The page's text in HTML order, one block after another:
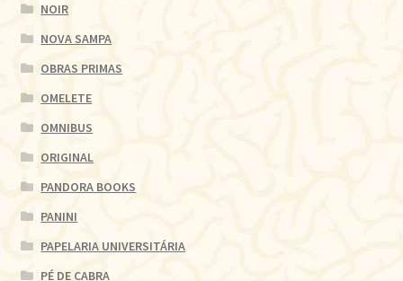
NOIR
NOVA SAMPA
OBRAS PRIMAS
OMELETE
OMNIBUS
ORIGINAL
PANDORA BOOKS
PANINI
PAPELARIA UNIVERSITÁRIA
PÉ DE CABRA